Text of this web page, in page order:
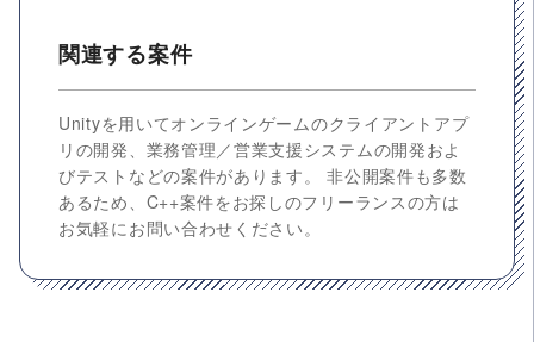
関連する案件
Unityを用いてオンラインゲームのクライアントアプ
リの開発、業務管理／営業支援システムの開発およ
びテストなどの案件があります。 非公開案件も多数
あるため、C++案件をお探しのフリーランスの方は
お気軽にお問い合わせください。